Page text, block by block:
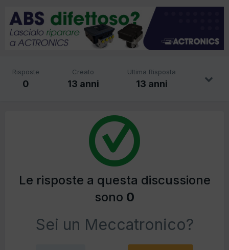
Risposte
0
Creato
13 anni
Ultima Risposta
13 anni
Le risposte a questa discussione
sono 0
Sei un Meccatronico?